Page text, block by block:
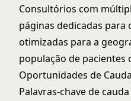
Consultórios com
páginas dedicadas para
otimizadas para a
população de pacientes
Oportunidades de
Palavras-chave de